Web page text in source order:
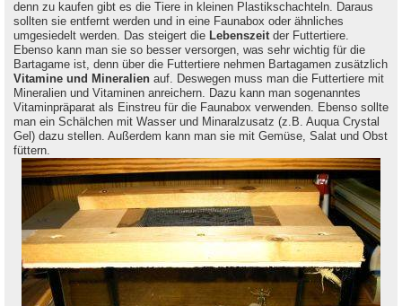
denn zu kaufen gibt es die Tiere in kleinen Plastikschachteln. Daraus
sollten sie entfernt werden und in eine Faunabox oder ähnliches
umgesiedelt werden. Das steigert die Lebenszeitder Futtertiere.
Ebenso kann man sie so besser versorgen, was sehr wichtig für die
Bartagame ist, denn über die Futtertiere nehmen Bartagamen zusätzlich
Vitamine und Mineralien auf. Deswegen muss man die Futtertiere mit
Mineralien und Vitaminen anreichern. Dazu kann man sogenanntes
Vitaminpräparat als Einstreu für die Faunabox verwenden. Ebenso sollte
man ein Schälchen mit Wasser und Minaralzusatz (z.B. Auqua Crystal
Gel) dazu stellen. Außerdem kann man sie mit Gemüse, Salat und Obst
füttern.